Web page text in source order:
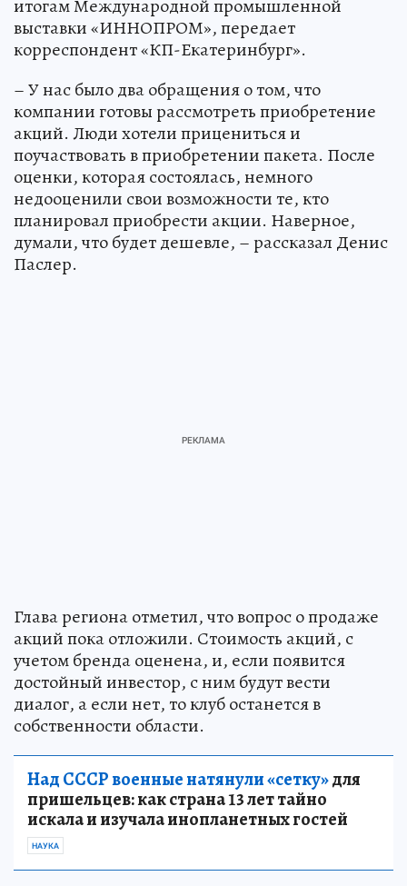
итогам Международной промышленной
выставки «ИННОПРОМ», передает
корреспондент «КП-Екатеринбург».
– У нас было два обращения о том, что
компании готовы рассмотреть приобретение
акций. Люди хотели прицениться и
поучаствовать в приобретении пакета. После
оценки, которая состоялась, немного
недооценили свои возможности те, кто
планировал приобрести акции. Наверное,
думали, что будет дешевле, – рассказал Денис
Паслер.
Глава региона отметил, что вопрос о продаже
акций пока отложили. Стоимость акций, с
учетом бренда оценена, и, если появится
достойный инвестор, с ним будут вести
диалог, а если нет, то клуб останется в
собственности области.
Над СССР военные натянули «сетку»для
пришельцев: как страна 13 лет тайно
искала и изучала инопланетных гостей
НАУКА